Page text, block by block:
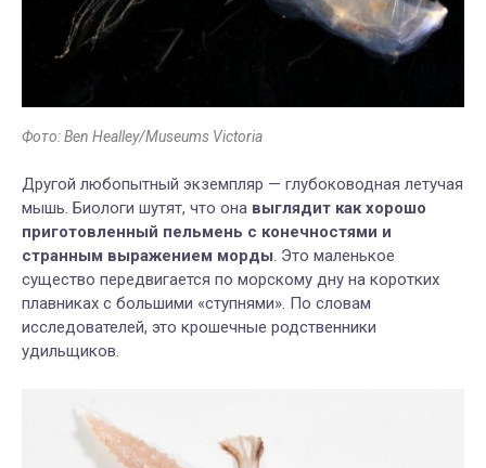
Фото: Ben Healley/Museums Victoria
Другой любопытный экземпляр — глубоководная летучая
мышь. Биологи шутят, что она выглядит как хорошо
приготовленный пельмень с конечностями и
странным выражением морды. Это маленькое
существо передвигается по морскому дну на коротких
плавниках с большими «ступнями». По словам
исследователей, это крошечные родственники
удильщиков.